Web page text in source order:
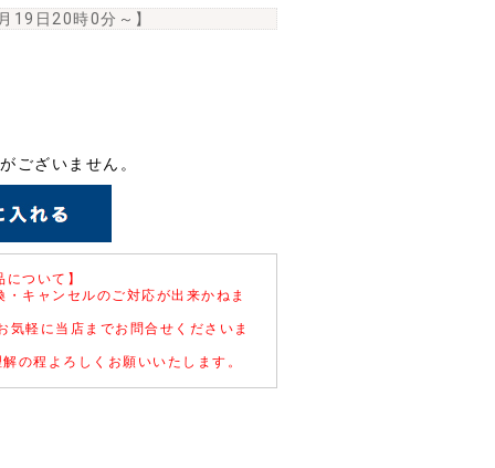
19日20時0分 ～】
ございません。
について】
キャンセルのご対応が出来かねま
気軽に当店までお問合せくださいま
の程よろしくお願いいたします。